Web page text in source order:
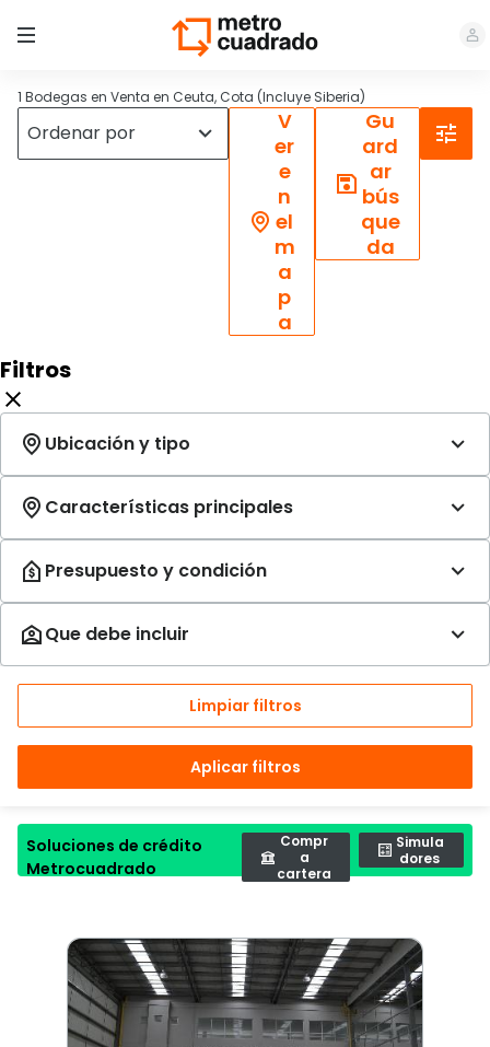
1 Bodegas en Venta en Ceuta, Cota (Incluye Siberia)
V
er
e
n
el
m
a
p
a
Gu
ard
ar
bús
que
da
Filtros
Limpiar filtros
Aplicar filtros
Soluciones de crédito
Metrocuadrado
Compr
a
cartera
Simula
dores